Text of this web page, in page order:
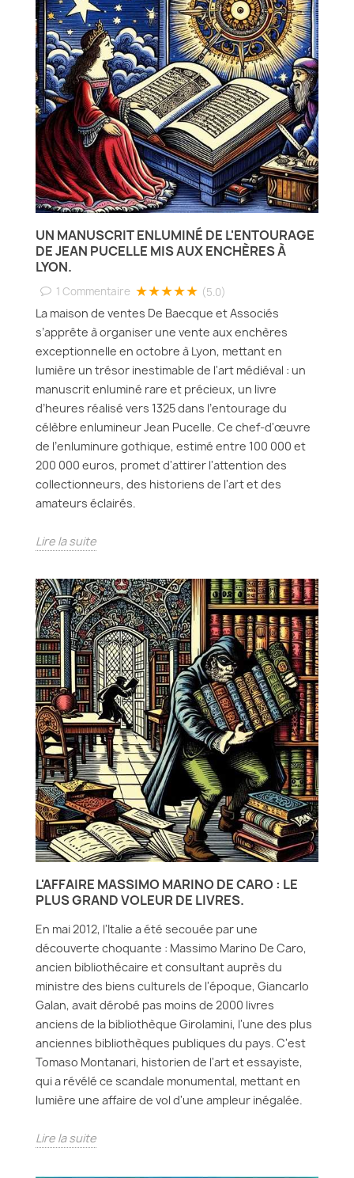
UN MANUSCRIT ENLUMINÉ DE L'ENTOURAGE
DE JEAN PUCELLE MIS AUX ENCHÈRES À
LYON.
1 Commentaire ★★★★★ (5.0)
La maison de ventes De Baecque et Associés
s’apprête à organiser une vente aux enchères
exceptionnelle en octobre à Lyon, mettant en
lumière un trésor inestimable de l'art médiéval : un
manuscrit enluminé rare et précieux, un livre
d’heures réalisé vers 1325 dans l’entourage du
célèbre enlumineur Jean Pucelle. Ce chef-d'œuvre
de l’enluminure gothique, estimé entre 100 000 et
200 000 euros, promet d'attirer l'attention des
collectionneurs, des historiens de l'art et des
amateurs éclairés.
Lire la suite
L'AFFAIRE MASSIMO MARINO DE CARO : LE
PLUS GRAND VOLEUR DE LIVRES.
En mai 2012, l'Italie a été secouée par une
découverte choquante : Massimo Marino De Caro,
ancien bibliothécaire et consultant auprès du
ministre des biens culturels de l'époque, Giancarlo
Galan, avait dérobé pas moins de 2000 livres
anciens de la bibliothèque Girolamini, l'une des plus
anciennes bibliothèques publiques du pays. C'est
Tomaso Montanari, historien de l'art et essayiste,
qui a révélé ce scandale monumental, mettant en
lumière une affaire de vol d'une ampleur inégalée.
Lire la suite